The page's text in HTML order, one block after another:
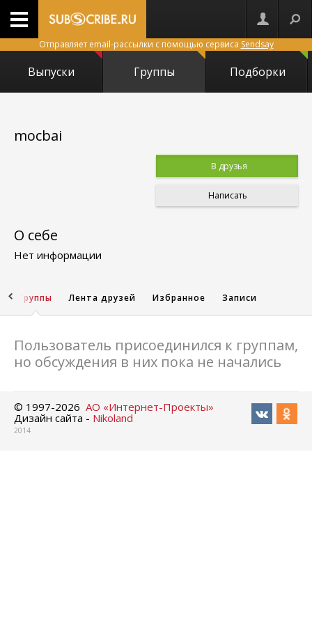
Отправляет email-рассылки с помощью сервиса Sendsay
Выпуски Группы Подборки
mocbai
В друзья
Написать
О себе
Нет информации
Группы Лента друзей Избранное Записи
Пользователь присоединился к группам,
но обсуждения в них пока не начались
© 1997-2026 АО «Интернет-Проекты»
Дизайн сайта - Nikoland
2014